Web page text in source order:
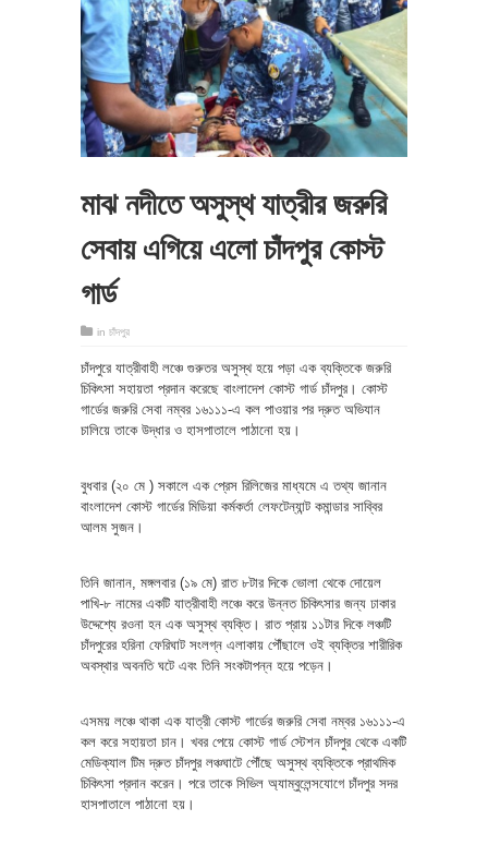
মাঝ নদীতে অসুস্থ যাত্রীর জরুরি
সেবায় এগিয়ে এলো চাঁদপুর কোস্ট
গার্ড
in চাঁদপুর
চাঁদপুরে যাত্রীবাহী লঞ্চে গুরুতর অসুস্থ হয়ে পড়া এক ব্যক্তিকে জরুরি
চিকিৎসা সহায়তা প্রদান করেছে বাংলাদেশ কোস্ট গার্ড চাঁদপুর। কোস্ট
গার্ডের জরুরি সেবা নম্বর ১৬১১১-এ কল পাওয়ার পর দ্রুত অভিযান
চালিয়ে তাকে উদ্ধার ও হাসপাতালে পাঠানো হয়।
বুধবার (২০ মে ) সকালে এক প্রেস রিলিজের মাধ্যমে এ তথ্য জানান
বাংলাদেশ কোস্ট গার্ডের মিডিয়া কর্মকর্তা লেফটেন্যান্ট কমান্ডার সাব্বির
আলম সুজন।
তিনি জানান, মঙ্গলবার (১৯ মে) রাত ৮টার দিকে ভোলা থেকে দোয়েল
পাখি-৮ নামের একটি যাত্রীবাহী লঞ্চে করে উন্নত চিকিৎসার জন্য ঢাকার
উদ্দেশ্যে রওনা হন এক অসুস্থ ব্যক্তি। রাত প্রায় ১১টার দিকে লঞ্চটি
চাঁদপুরের হরিনা ফেরিঘাট সংলগ্ন এলাকায় পৌঁছালে ওই ব্যক্তির শারীরিক
অবস্থার অবনতি ঘটে এবং তিনি সংকটাপন্ন হয়ে পড়েন।
এসময় লঞ্চে থাকা এক যাত্রী কোস্ট গার্ডের জরুরি সেবা নম্বর ১৬১১১-এ
কল করে সহায়তা চান। খবর পেয়ে কোস্ট গার্ড স্টেশন চাঁদপুর থেকে একটি
মেডিক্যাল টিম দ্রুত চাঁদপুর লঞ্চঘাটে পৌঁছে অসুস্থ ব্যক্তিকে প্রাথমিক
চিকিৎসা প্রদান করেন। পরে তাকে সিভিল অ্যাম্বুলেন্সযোগে চাঁদপুর সদর
হাসপাতালে পাঠানো হয়।